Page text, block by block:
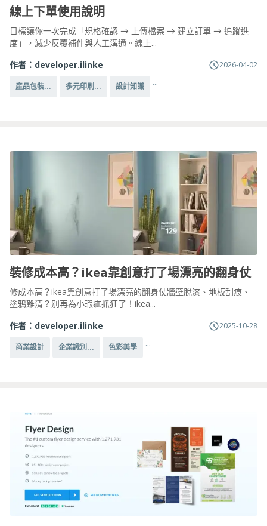
線上下單使用說明
目標讓你一次完成「規格確認 → 上傳檔案 → 建立訂單 → 追蹤進
度」，減少反覆補件與人工溝通。線上...
作者： developer.ilinke 2026-04-02
產品包裝... 多元印刷... 設計知識 ...
裝修成本高？ikea靠創意打了場漂亮的翻身仗
修成本高？ikea靠創意打了場漂亮的翻身仗牆壁脫漆、地板刮痕、
塗鴉難清？別再為小瑕疵抓狂了！ikea...
作者： developer.ilinke 2025-10-28
商業設計 企業識別... 色彩美學 ...